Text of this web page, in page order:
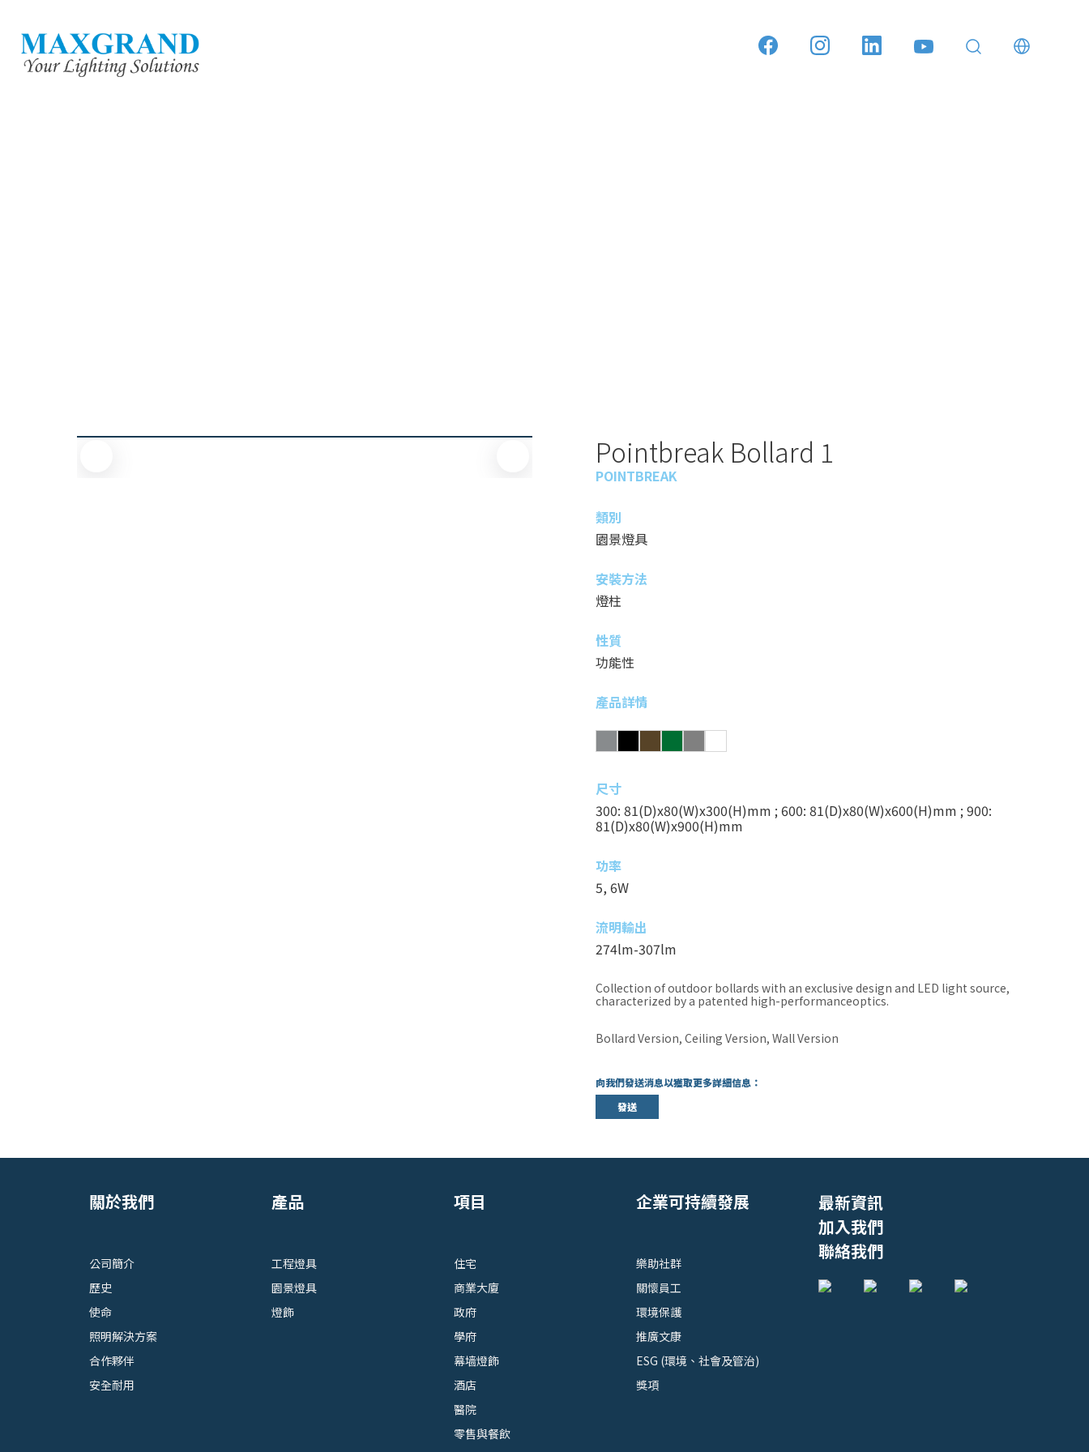
Pointbreak Bollard 1
POINTBREAK
類別
園景燈具
安裝方法
燈柱
性質
功能性
產品詳情
尺寸
300: 81(D)x80(W)x300(H)mm ; 600: 81(D)x80(W)x600(H)mm ; 900:
81(D)x80(W)x900(H)mm
功率
5, 6W
流明輸出
274lm-307lm
Collection of outdoor bollards with an exclusive design and LED light source,
characterized by a patented high-performanceoptics.
Bollard Version, Ceiling Version, Wall Version
向我們發送消息以獲取更多詳細信息：
發送
關於我們
公司簡介
歷史
使命
照明解決方案
合作夥伴
安全耐用
產品
工程燈具
園景燈具
燈飾
項目
住宅
商業大廈
政府
學府
幕墙燈飾
酒店
醫院
零售與餐飲
企業可持續發展
樂助社群
關懷員工
環境保護
推廣文康
ESG (環境、社會及管治)
獎項
最新資訊
加入我們
聯絡我們